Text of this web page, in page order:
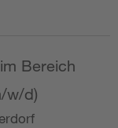
Bereich
w/d)